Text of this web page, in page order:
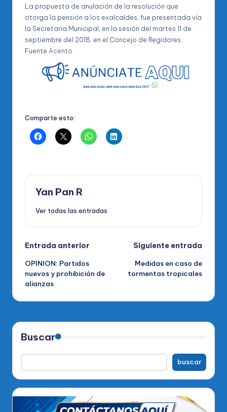
La propuesta de anulación de la resolución que
otorga la pensión a los exalcaldes, fue presentada vía
la Secretaría Municipal, en la sesión del martes 11 de
septiembre del 2018, en el Concejo de Regidores.
Fuente Acento
Comparte esto:
Yan Pan R
Ver todas las entradas
Navegación
de
entradas
Entrada anterior
OPINION: Partidos
nuevos y prohibición de
alianzas
Siguiente entrada
Medidas en caso de
tormentas tropicales
Buscar
buscar